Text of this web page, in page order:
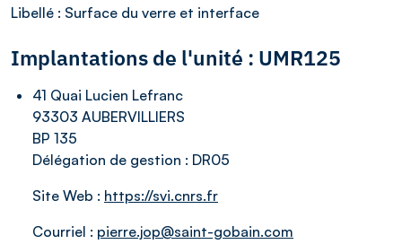
Libellé : Surface du verre et interface
Implantations de l'unité : UMR125
41 Quai Lucien Lefranc
93303 AUBERVILLIERS
BP 135
Délégation de gestion : DR05
Site Web : https://svi.cnrs.fr
Courriel : pierre.jop@saint-gobain.com